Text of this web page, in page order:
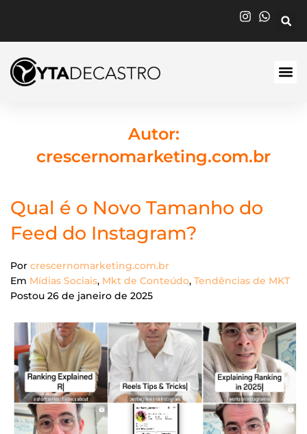
Autor:
crescernomarketing.com.br
Qual é o Novo Tamanho do
Feed do Instagram?
Por crescernomarketing.com.br
Em Mídias Sociais, Mkt de Conteúdo, Tendências de MKT
Postou 26 de janeiro de 2025